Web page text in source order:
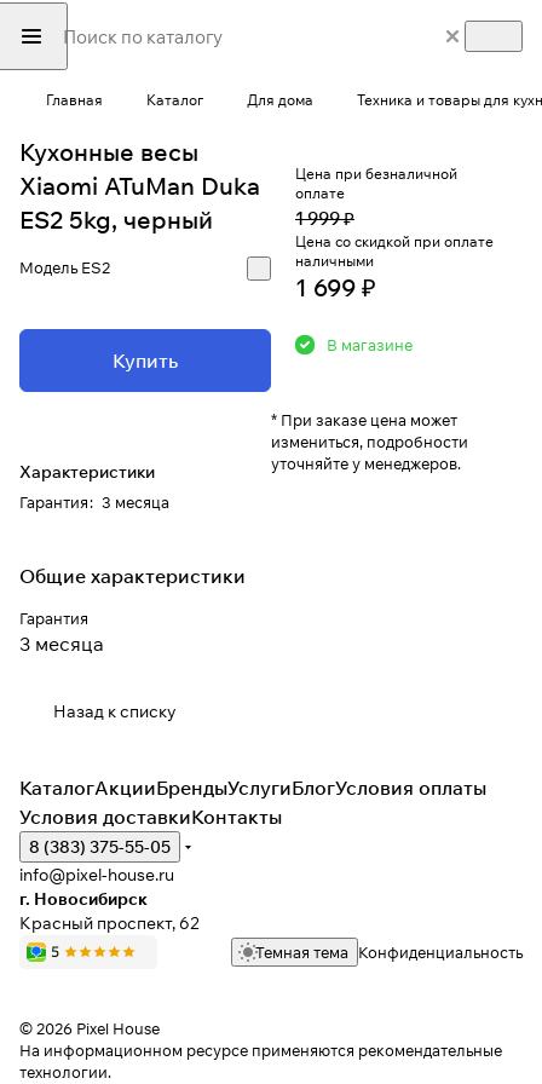
Главная Каталог Для дома Техника и товары для
Кухонные весы
Xiaomi ATuMan Duka
ES2 5kg, черный
МодельES2
Купить
Характеристики
Гарантия: 3 месяца
Цена при безналичной
оплате
1 999 ₽
Цена со скидкой при оплате
наличными
1 699 ₽
В магазине
* При заказе цена может
измениться, подробности
уточняйте у менеджеров.
Общие характеристики
Гарантия
3 месяца
Назад к списку
КаталогАкцииБрендыУслугиБлогУсловия оплаты
Условия доставкиКонтакты
8 (383) 375-55-05
info@pixel-house.ru
г. Новосибирск
Красный проспект, 62
Темная тема Конфиденциальность
© 2026 Pixel House
На информационном ресурсе применяются рекомендательные
технологии.